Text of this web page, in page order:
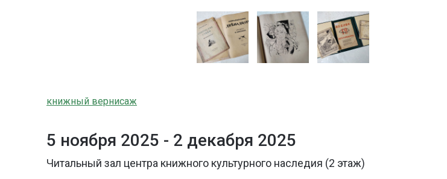
книжный вернисаж
5 ноября 2025 - 2 декабря 2025
Читальный зал центра книжного культурного наследия (2 этаж)